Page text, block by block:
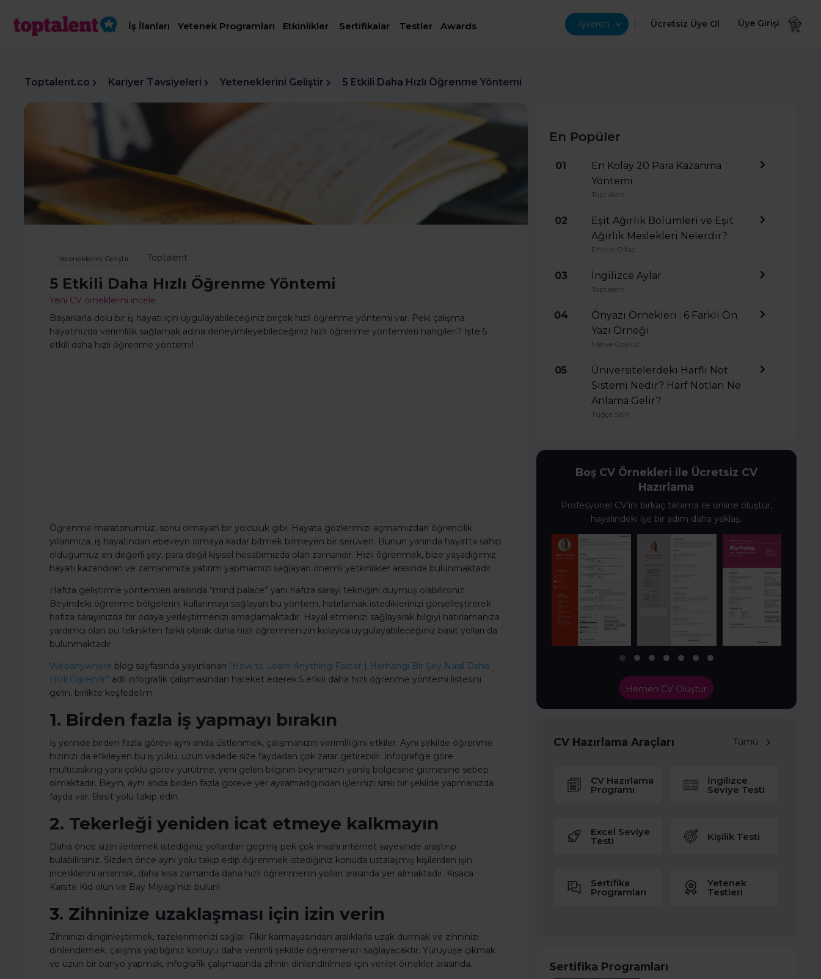
İş İlanları Yetenek Programları Etkinlikler Sertifikalar Testler Awards İşveren | Ücretsiz Üye Ol Üye Girişi
Toptalent.co Kariyer Tavsiyeleri Yeteneklerini Geliştir 5 Etkili Daha Hızlı Öğrenme Yöntemi
Yeteneklerini Geliştir Toptalent
5 Etkili Daha Hızlı Öğrenme Yöntemi
Yeni CV örneklerini incele
Başarılarla dolu bir iş hayatı için uygulayabileceğiniz birçok hızlı öğrenme yöntemi var. Peki çalışma
hayatınızda verimlilik sağlamak adına deneyimleyebileceğiniz hızlı öğrenme yöntemleri hangileri? İşte 5
etkili daha hızlı öğrenme yöntemi!
Öğrenme maratonumuz, sonu olmayan bir yolculuk gibi. Hayata gözlerimizi açmamızdan öğrencilik
yıllarımıza, iş hayatından ebeveyn olmaya kadar bitmek bilmeyen bir serüven. Bunun yanında hayatta sahip
olduğumuz en değerli şey, para değil kişisel hesabımızda olan zamandır. Hızlı öğrenmek, bize yaşadığımız
hayatı kazandıran ve zamanımıza yatırım yapmamızı sağlayan önemli yetkinlikler arasında bulunmaktadır.
Hafıza geliştirme yöntemleri arasında “mind palace” yani hafıza sarayı tekniğini duymuş olabilirsiniz.
Beyindeki öğrenme bölgelerini kullanmayı sağlayan bu yöntem, hatırlamak istediklerinizi görselleştirerek
hafıza sarayınızda bir odaya yerleştirmenizi amaçlamaktadır. Hayal etmenizi sağlayarak bilgiyi hatırlamanıza
yardımcı olan bu teknikten farklı olarak daha hızlı öğrenmenizin kolayca uygulayabileceğiniz basit yolları da
bulunmaktadır.
Webanywhere blog sayfasında yayınlanan “How to Learn Anything Faster | Herhangi Bir Şey Nasıl Daha
Hızlı Öğrenilir” adlı infografik çalışmasından hareket ederek 5 etkili daha hızlı öğrenme yöntemi listesini
gelin, birlikte keşfedelim.
1. Birden fazla iş yapmayı bırakın
İş yerinde birden fazla görevi aynı anda üstlenmek, çalışmanızın verimliliğini etkiler. Aynı şekilde öğrenme
hızınızı da etkileyen bu iş yükü, uzun vadede size faydadan çok zarar getirebilir. İnfografiğe göre
multitasking yani çoklu görev yürütme, yeni gelen bilginin beynimizin yanlış bölgesine gitmesine sebep
olmaktadır. Beyin, aynı anda birden fazla göreve yer ayıramadığından işlerinizi sıralı bir şekilde yapmanızda
fayda var. Basit yolu takip edin.
2. Tekerleği yeniden icat etmeye kalkmayın
Daha önce sizin ilerlemek istediğiniz yollardan geçmiş pek çok insanı internet sayesinde araştırıp
bulabilirsiniz. Sizden önce aynı yolu takip edip öğrenmek istediğiniz konuda ustalaşmış kişilerden işin
inceliklerini anlamak, daha kısa zamanda daha hızlı öğrenmenin yolları arasında yer almaktadır. Kısaca
Karate Kid olun ve Bay Miyagi’nizi bulun!
3. Zihninize uzaklaşması için izin verin
Zihninizi dinginleştirmek, tazelenmenizi sağlar. Fikir karmaşasından aralıklarla uzak durmak ve zihninizi
dinlendirmek, çalışma yaptığınız konuyu daha verimli şekilde öğrenmenizi sağlayacaktır. Yürüyüşe çıkmak
ve uzun bir banyo yapmak, infografik çalışmasında zihnin dinlendirilmesi için veriler örnekler arasında.
En Popüler
01
En Kolay 20 Para Kazanma
Yöntemi
Toptalent
02
Eşit Ağırlık Bölümleri ve Eşit
Ağırlık Meslekleri Nelerdir?
Emine Oflaz
03 İngilizce Aylar
Toptalent
04
Önyazı Örnekleri : 6 Farklı Ön
Yazı Örneği
Merve Coşkun
05
Üniversitelerdeki Harfli Not
Sistemi Nedir? Harf Notları Ne
Anlama Gelir?
Tuğçe Salır
Boş CV Örnekleri ile Ücretsiz CV
Hazırlama
Profesyonel CV’ini birkaç tıklama ile online oluştur,
hayalindeki işe bir adım daha yaklaş.
Hemen CV Oluştur
CV Hazırlama Araçları Tümü
CV Hazırlama
Programı
İngilizce
Seviye Testi
Excel Seviye
Testi Kişilik Testi
Sertifika
Programları
Yetenek
Testleri
Sertifika Programları